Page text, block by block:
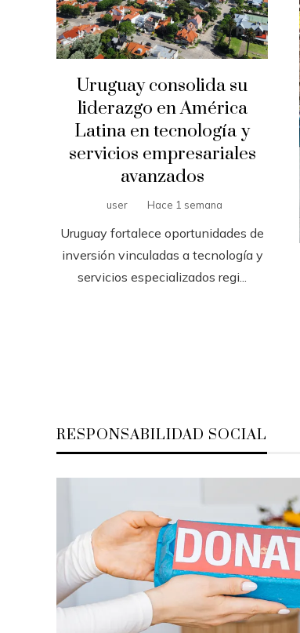
Uruguay consolida su
liderazgo en América
Latina en tecnología y
servicios empresariales
avanzados
user Hace 1 semana
Uruguay fortalece oportunidades de
inversión vinculadas a tecnología y
servicios especializados regi...
RESPONSABILIDAD SOCIAL